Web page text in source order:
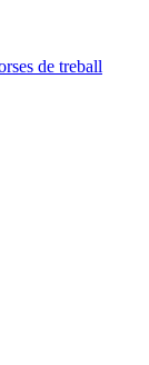
de treball